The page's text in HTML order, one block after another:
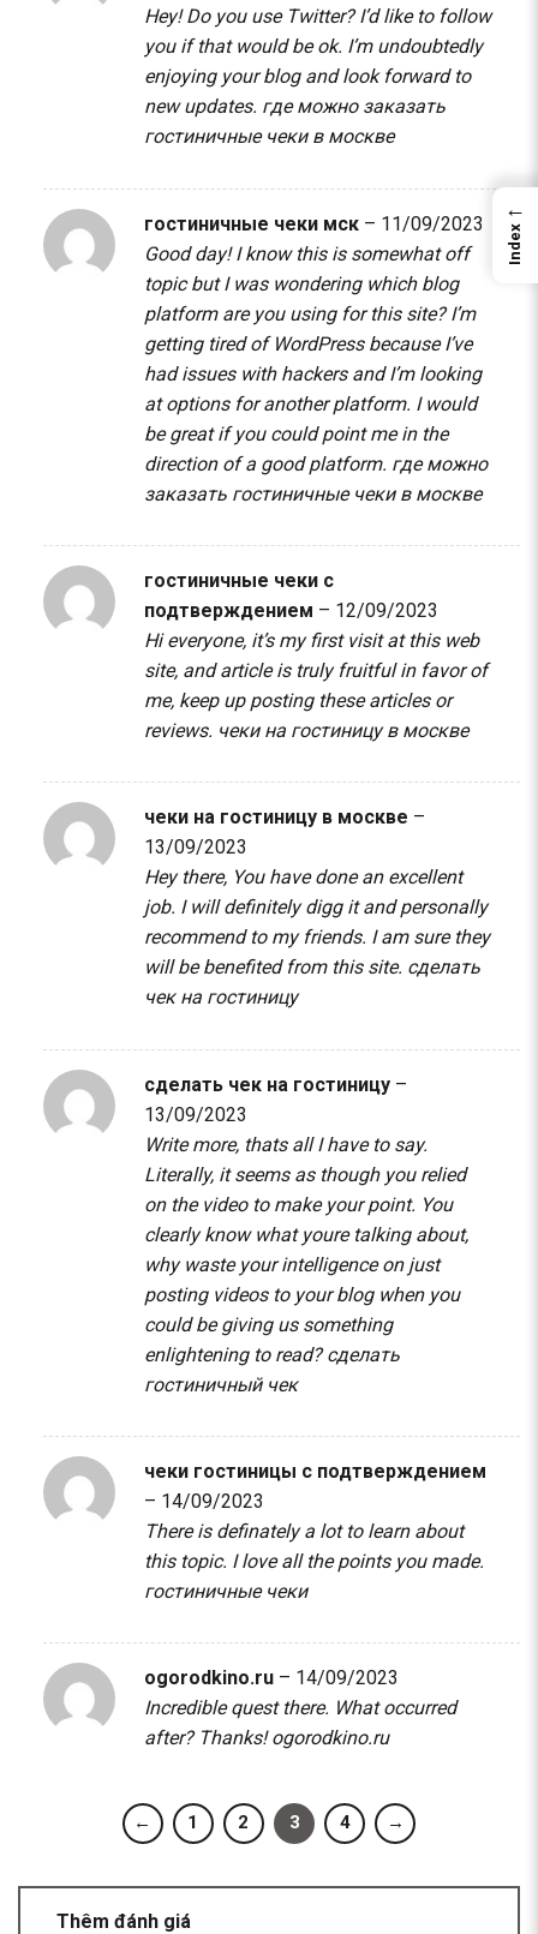
Hey! Do you use Twitter? I’d like to follow
you if that would be ok. I’m undoubtedly
enjoying your blog and look forward to
new updates. где можно заказать
гостиничные чеки в москве
гостиничные чеки мск – 11/09/2023
Good day! I know this is somewhat off
topic but I was wondering which blog
platform are you using for this site? I’m
getting tired of WordPress because I’ve
had issues with hackers and I’m looking
at options for another platform. I would
be great if you could point me in the
direction of a good platform. где можно
заказать гостиничные чеки в москве
гостиничные чеки с
подтверждением – 12/09/2023
Hi everyone, it’s my first visit at this web
site, and article is truly fruitful in favor of
me, keep up posting these articles or
reviews. чеки на гостиницу в москве
чеки на гостиницу в москве –
13/09/2023
Hey there, You have done an excellent
job. I will definitely digg it and personally
recommend to my friends. I am sure they
will be benefited from this site. сделать
чек на гостиницу
сделать чек на гостиницу –
13/09/2023
Write more, thats all I have to say.
Literally, it seems as though you relied
on the video to make your point. You
clearly know what youre talking about,
why waste your intelligence on just
posting videos to your blog when you
could be giving us something
enlightening to read?сделать
гостиничный чек
чеки гостиницы с подтверждением
– 14/09/2023
There is definately a lot to learn about
this topic. I love all the points you made.
гостиничные чеки
ogorodkino.ru – 14/09/2023
Incredible quest there. What occurred
after? Thanks!ogorodkino.ru
← 1 2 3 4 →
Thêm đánh giá
←
Index